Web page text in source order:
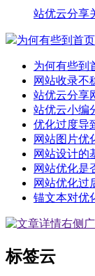
站优云分享
为何有些到首
为何有些到
网站收录不
站优云分享
站优云小编
优化过度导
网站图片优
网站设计的
网站优化是
网站优化过
锚文本对优
标签云